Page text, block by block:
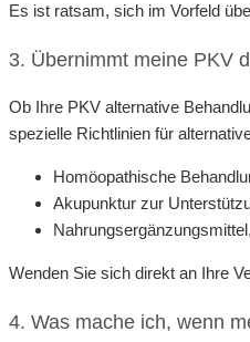
Es ist ratsam, sich im Vorfeld
3. Übernimmt meine PKV
Ob Ihre PKV alternative
spezielle Richtlinien für
Homöopathische
Akupunktur zur
Wenden Sie sich direkt an Ihre
4. Was mache ich, wenn